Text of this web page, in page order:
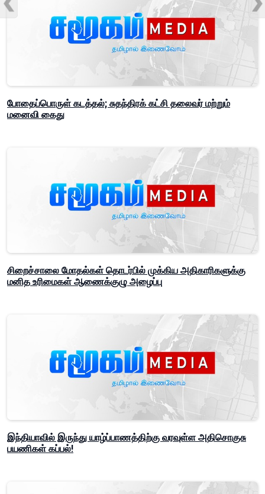
போதைப்பொருள் கடத்தல்; சுதந்திரக் கட்சி தலைவர் மற்றும்
மனைவி கைது
சிறைச்சாலை மோதல்கள் தொடர்பில் முக்கிய அதிகாரிகளுக்கு
மனித உரிமைகள் ஆணைக்குழு அழைப்பு
இந்தியாவில் இருந்து யாழ்ப்பாணத்திற்கு வரவுள்ள அதிசொகுசு
பயணிகள் கப்பல்!